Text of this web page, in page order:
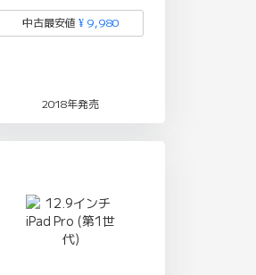
中古最安値 ¥ 9,980
2018年発売